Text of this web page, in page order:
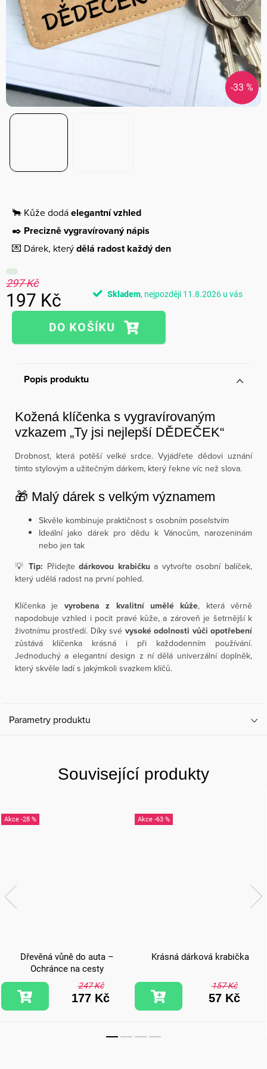
-33 %
🐂 Kůže dodáelegantní vzhled
✒️ Precizně vygravírovaný nápis
💌 Dárek, kterýdělá radost každý den
297 Kč
197 Kč
Měrná
Skladem 11.8.2026
Popis produktu
Kožená klíčenka s vygravírovaným
vzkazem „Ty jsi nejlepší DĚDEČEK“
Drobnost, která potěší velké srdce. Vyjádřete dědovi uznání
tímto stylovým a užitečným dárkem, který řekne víc než slova.
🎁 Malý dárek s velkým významem
Skvěle kombinuje praktičnost s osobním poselstvím
Ideální jako dárek pro dědu k Vánocům, narozeninám
nebo jen tak
💡Tip: Přidejtedárkovou krabičkua vytvořte osobní balíček,
který udělá radost na první pohled.
Klíčenka je vyrobena z kvalitní umělé kůže, která věrně
napodobuje vzhled i pocit pravé kůže, a zároveň je šetrnější k
životnímu prostředí. Díky své vysoké odolnosti vůči opotřebení
zůstává klíčenka krásná i při každodenním používání.
Jednoduchý a elegantní design z ní dělá univerzální doplněk,
který skvěle ladí s jakýmkoli svazkem klíčů.
Parametry produktu
Související produkty
-28 %
Dřevěná vůně do auta –
Ochránce na cesty
247 Kč
177 Kč
-63 %
Krásná dárková krabička
157 Kč
57 Kč